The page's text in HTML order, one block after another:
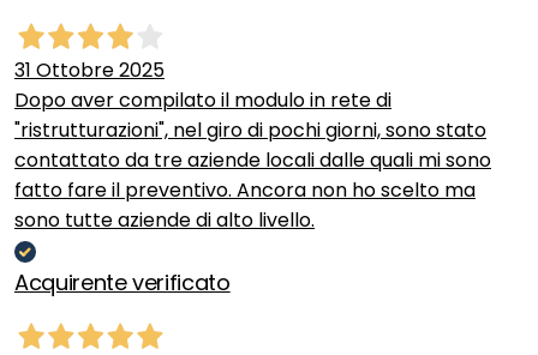
31 Ottobre 2025
Dopo aver compilato il modulo in rete di
"ristrutturazioni", nel giro di pochi giorni, sono stato
contattato da tre aziende locali dalle quali mi sono
fatto fare il preventivo. Ancora non ho scelto ma
sono tutte aziende di alto livello.
Acquirente verificato